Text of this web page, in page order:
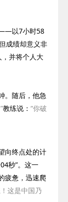
——以7小时58
成绩却意义非
并将个人大
。随后，他急
教练说： “你破
向终点处的计
04秒”。这一
疲惫，迅速爬
这是中国乃